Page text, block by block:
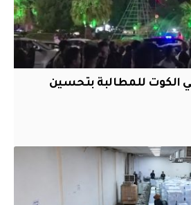
الكوت للمطالبة بتحسين